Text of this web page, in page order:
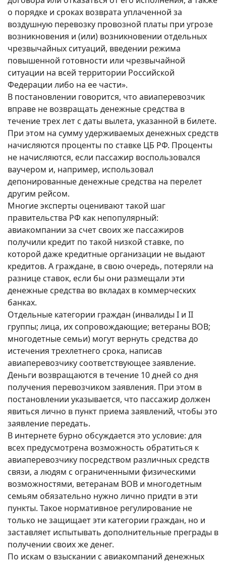
о порядке и сроках возврата уплаченной за
воздушную перевозку провозной платы при угрозе
возникновения и (или) возникновении отдельных
чрезвычайных ситуаций, введении режима
повышенной готовности или чрезвычайной
ситуации на всей территории Российской
Федерации либо на ее части».
В постановлении говорится, что авиаперевозчик
вправе не возвращать денежные средства в
течение трех лет с даты вылета, указанной в билете.
При этом на сумму удерживаемых денежных средств
начисляются проценты по ставке ЦБ РФ. Проценты
не начисляются, если пассажир воспользовался
ваучером и, например, использовал
депонированные денежные средства на перелет
другим рейсом.
Многие эксперты оценивают такой шаг
правительства РФ как непопулярный:
авиакомпании за счет своих же пассажиров
получили кредит по такой низкой ставке, по
которой даже кредитные организации не выдают
кредитов. А граждане, в свою очередь, потеряли на
разнице ставок, если бы они размещали эти
денежные средства во вкладах в коммерческих
банках.
Отдельные категории граждан (инвалиды I и II
группы; лица, их сопровождающие; ветераны ВОВ;
многодетные семьи) могут вернуть средства до
истечения трехлетнего срока, написав
авиаперевозчику соответствующее заявление.
Деньги возвращаются в течение 10 дней со дня
получения перевозчиком заявления. При этом в
постановлении указывается, что пассажир должен
явиться лично в пункт приема заявлений, чтобы это
заявление передать.
В интернете бурно обсуждается это условие: для
всех предусмотрена возможность обратиться к
авиаперевозчику посредством различных средств
связи, а людям с ограниченными физическими
возможностями, ветеранам ВОВ и многодетным
семьям обязательно нужно лично придти в эти
пункты. Такое нормативное регулирование не
только не защищает эти категории граждан, но и
заставляет испытывать дополнительные преграды в
получении своих же денег.
По искам о взыскании с авиакомпаний денежных